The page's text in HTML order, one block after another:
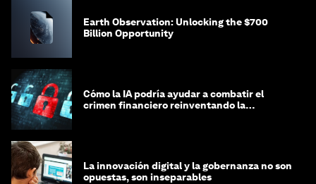
Earth Observation: Unlocking the $700
Billion Opportunity
Cómo la IA podría ayudar a combatir el
crimen financiero reinventando la
La innovación digital y la gobernanza no son
opuestas, son inseparables